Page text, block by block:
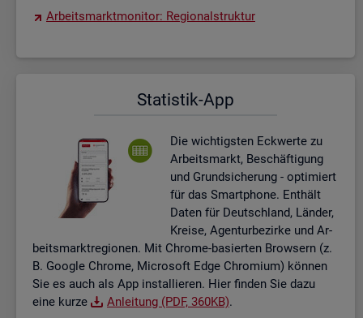
Ar­beits­markt­mo­ni­tor: Re­gio­nal­struk­tur
Sta­tis­tik-App
Die wich­tigs­ten Eck­wer­te zu
Ar­beits­markt, Be­schäf­ti­gung
und Grund­si­che­rung - op­ti­miert
für das Smart­pho­ne. Ent­hält
Daten für Deutsch­land, Län­der,
Krei­se, Agen­tur­be­zir­ke und Ar­
beits­markt­re­gio­nen. Mit Chro­me-ba­sier­ten Brow­sern (z.
B. Goog­le Chro­me, Mi­cro­soft Edge Chro­mi­um) kön­nen
Sie es auch als App in­stal­lie­ren. Hier fin­den Sie dazu
eine kurze
An­lei­tung (PDF, 360KB).